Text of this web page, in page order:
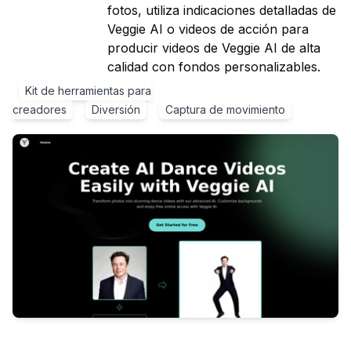
fotos, utiliza indicaciones detalladas de
Veggie AI o videos de acción para
producir videos de Veggie AI de alta
calidad con fondos personalizables.
Kit de herramientas para
creadores
Diversión Captura de movimiento